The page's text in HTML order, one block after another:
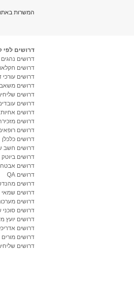
המשרות
דרושים לפי
דרושים נהגים
דרושים
דרושים עורכי
דרושים
דרושים
דרושים
דרושים אחיות
דרושים
דרושים
דרושים כלכלן
דרושים חשב
דרושים ביוטק
דרושים
דרושים QA
דרושים
דרושים שמאי
דרושים
דרושים
דרושים יועץ
דרושים
דרושים מורים
דרושים